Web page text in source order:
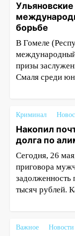
борьбе
В Гомеле
призы
Смаля среди
Криминал
Накопил
долга по
Сегодня, 26
приговора
тысяч рублей.
Важное Новости